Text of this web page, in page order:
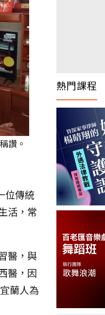
讚。
位傳統
活，常
醫，與
醫，因
蘭人為
熱門課程